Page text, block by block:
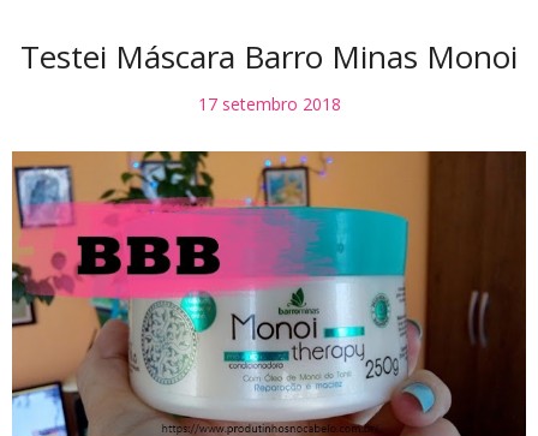
Testei Máscara Barro Minas Monoi
17 setembro 2018